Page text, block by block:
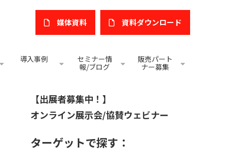
媒体資料 ​資料ダウンロード
導入事例
セミナー情
報/ブログ
販売パート
ナー募集
【出展者募集中！】
オンライン展示会/協賛ウェビナー
ターゲットで探す：